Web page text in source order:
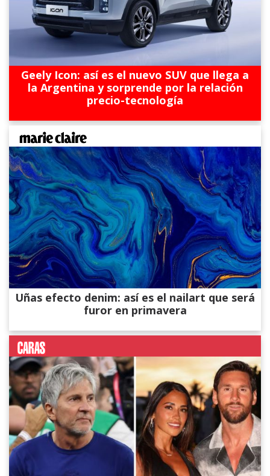
Geely Icon: así es el nuevo SUV que llega a
la Argentina y sorprende por la relación
precio-tecnología
Uñas efecto denim: así es el nailart que será
furor en primavera